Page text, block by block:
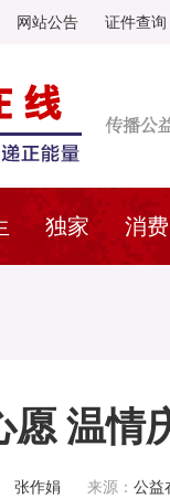
网站公告 证件查询
独家 消费
愿 温情
张作娟 来源： 公益